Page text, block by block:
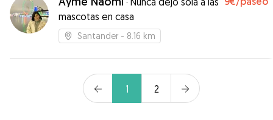
mascotas en casa
Santander - 8.16 km
1 2